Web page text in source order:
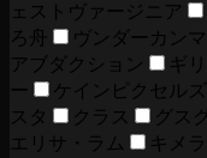
ェストヴァージニア
ろ舟
ヴンダーカン
アブダクション
ギ
ー
ケインピクセルズ
スタ
クラス グスク
エリサ・ラム
キメラ